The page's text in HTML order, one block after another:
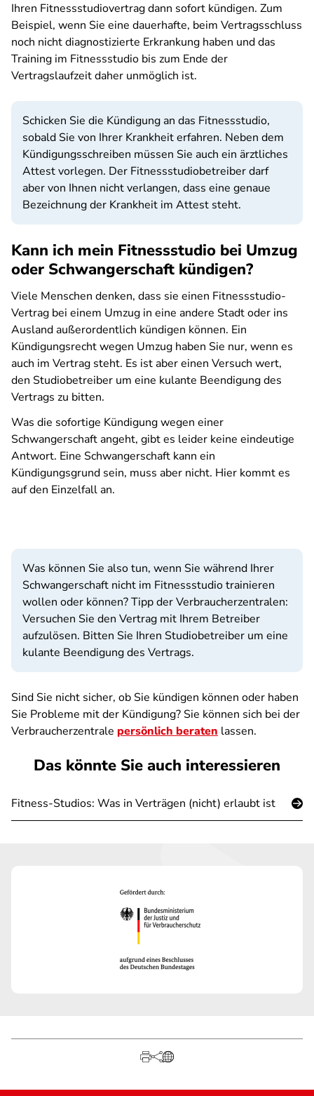
Ihren Fitnessstudiovertrag dann sofort kündigen. Zum
Beispiel, wenn Sie eine dauerhafte, beim Vertragsschluss
noch nicht diagnostizierte Erkrankung haben und das
Training im Fitnessstudio bis zum Ende der
Vertragslaufzeit daher unmöglich ist.
Schicken Sie die Kündigung an das Fitnessstudio,
sobald Sie von Ihrer Krankheit erfahren. Neben dem
Kündigungsschreiben müssen Sie auch ein ärztliches
Attest vorlegen. Der Fitnessstudiobetreiber darf
aber von Ihnen nicht verlangen, dass eine genaue
Bezeichnung der Krankheit im Attest steht.
Kann ich mein Fitnessstudio bei Umzug
oder Schwangerschaft kündigen?
Viele Menschen denken, dass sie einen Fitnessstudio-
Vertrag bei einem Umzug in eine andere Stadt oder ins
Ausland außerordentlich kündigen können. Ein
Kündigungsrecht wegen Umzug haben Sie nur, wenn es
auch im Vertrag steht. Es ist aber einen Versuch wert,
den Studiobetreiber um eine kulante Beendigung des
Vertrags zu bitten.
Was die sofortige Kündigung wegen einer
Schwangerschaft angeht, gibt es leider keine eindeutige
Antwort. Eine Schwangerschaft kann ein
Kündigungsgrund sein, muss aber nicht. Hier kommt es
auf den Einzelfall an.
Was können Sie also tun, wenn Sie während Ihrer
Schwangerschaft nicht im Fitnessstudio trainieren
wollen oder können? Tipp der Verbraucherzentralen:
Versuchen Sie den Vertrag mit Ihrem Betreiber
aufzulösen. Bitten Sie Ihren Studiobetreiber um eine
kulante Beendigung des Vertrags.
Sind Sie nicht sicher, ob Sie kündigen können oder haben
Sie Probleme mit der Kündigung? Sie können sich bei der
Verbraucherzentrale persönlich beraten lassen.
Das könnte Sie auch interessieren
Fitness-Studios: Was in Verträgen (nicht) erlaubt ist